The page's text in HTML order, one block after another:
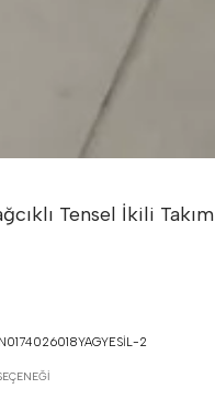
Tensel İkili Takım
2